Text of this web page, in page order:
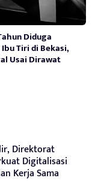
Diduga
Tiri di Bekasi,
Usai Dirawat
Direktorat
Digitalisasi
Kerja Sama